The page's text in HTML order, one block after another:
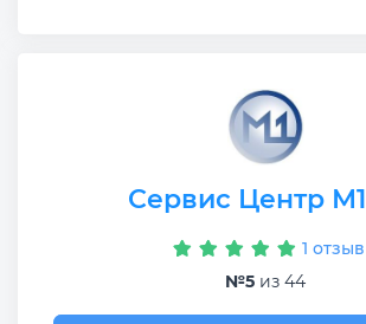
Сервис Центр М1
1 отзыв
№5 из 44